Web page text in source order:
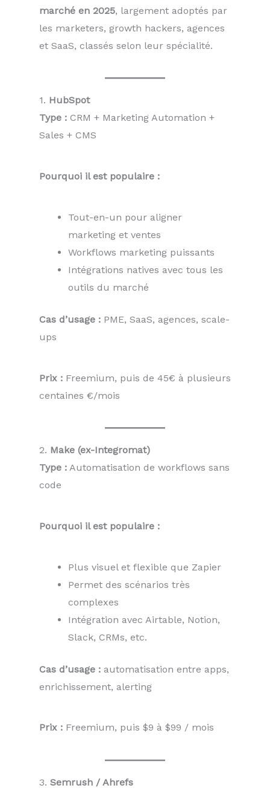
marché en 2025, largement adoptés par
les marketers, growth hackers, agences
et SaaS, classés selon leur spécialité.
1. HubSpot
Type : CRM + Marketing Automation +
Sales + CMS
Pourquoi il est populaire :
Tout-en-un pour aligner
marketing et ventes
Workflows marketing puissants
Intégrations natives avec tous les
outils du marché
Cas d’usage : PME, SaaS, agences, scale-
ups
Prix : Freemium, puis de 45€ à plusieurs
centaines €/mois
2. Make (ex-Integromat)
Type : Automatisation de workflows sans
code
Pourquoi il est populaire :
Plus visuel et flexible que Zapier
Permet des scénarios très
complexes
Intégration avec Airtable, Notion,
Slack, CRMs, etc.
Cas d’usage : automatisation entre apps,
enrichissement, alerting
Prix : Freemium, puis $9 à $99 / mois
3. Semrush / Ahrefs